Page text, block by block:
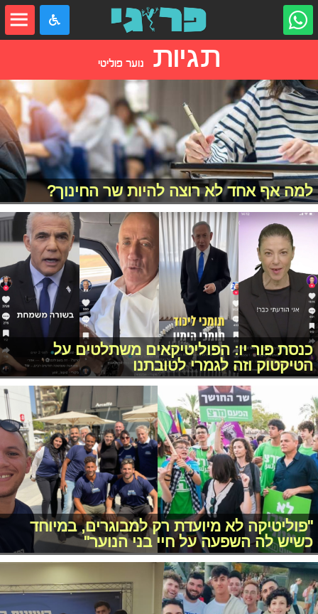
תגיות נוער פוליטי
למה אף אחד לא רוצה להיות שר החינוך?
כנסת פור יו: הפוליטיקאים משתלטים על
הטיקטוק וזה לגמרי לטובתנו
"פוליטיקה לא מיועדת רק למבוגרים, במיוחד
כשיש לה השפעה על חיי בני הנוער"